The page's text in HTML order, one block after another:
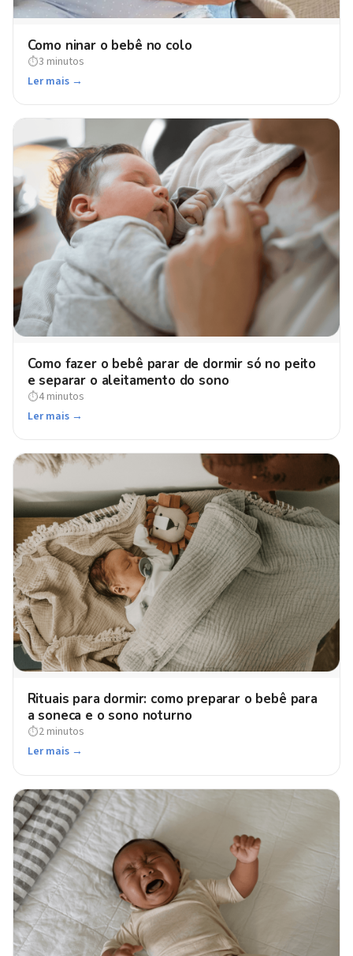
Como ninar o bebê no colo
⏱3 minutos
Ler mais →
Como fazer o bebê parar de dormir só no peito
e separar o aleitamento do sono
⏱4 minutos
Ler mais →
Rituais para dormir: como preparar o bebê para
a soneca e o sono noturno
⏱2 minutos
Ler mais →